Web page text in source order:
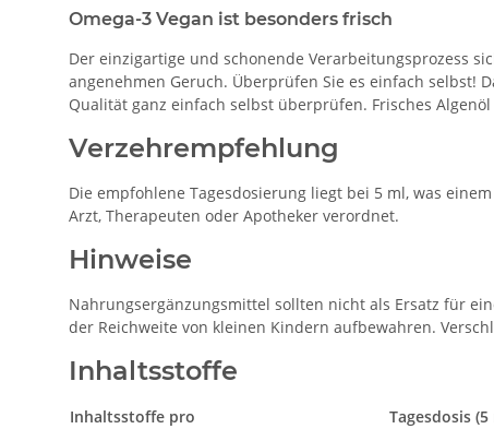
Omega-3 Vegan ist besonders frisch
Der einzigartige und schonende Verarbeitungsprozess
angenehmen Geruch. Überprüfen Sie es einfach selbst!
Qualität ganz einfach selbst überprüfen. Frisches
Verzehrempfehlung
Die empfohlene Tagesdosierung liegt bei 5 ml, was
Arzt, Therapeuten oder Apotheker verordnet.
Hinweise
Nahrungsergänzungsmittel sollten nicht als Ersatz für
der Reichweite von kleinen Kindern aufbewahren.
Inhaltsstoffe
Inhaltsstoffe pro Tagesdosis